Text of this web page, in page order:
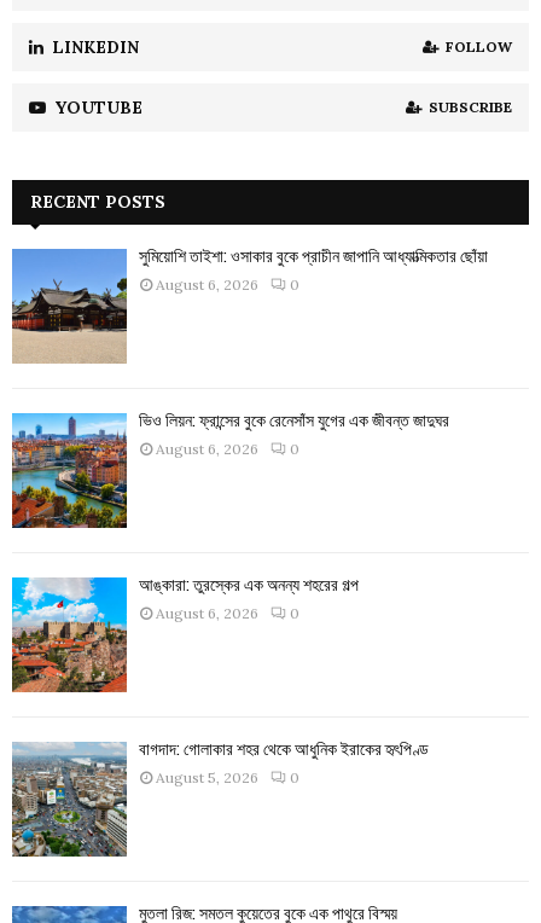
LINKEDIN FOLLOW
YOUTUBE SUBSCRIBE
RECENT POSTS
সুমিয়োশি তাইশা: ওসাকার বুকে প্রাচীন জাপানি আধ্যাত্মিকতার ছোঁয়া
August 6, 2026 0
ভিও লিয়ন: ফ্রান্সের বুকে রেনেসাঁস যুগের এক জীবন্ত জাদুঘর
August 6, 2026 0
আঙ্কারা: তুরস্কের এক অনন্য শহরের গল্প
August 6, 2026 0
বাগদাদ: গোলাকার শহর থেকে আধুনিক ইরাকের হৃৎপিণ্ড
August 5, 2026 0
মুতলা রিজ: সমতল কুয়েতের বুকে এক পাথুরে বিস্ময়